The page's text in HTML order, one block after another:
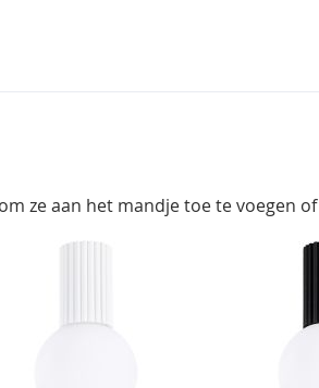
ze aan het mandje toe te voegen of